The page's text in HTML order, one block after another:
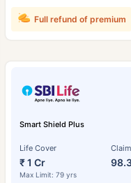
Full refund of premium
Smart Shield Plus
Life Cover
₹ 1 Cr
Max Limit: 79 yrs